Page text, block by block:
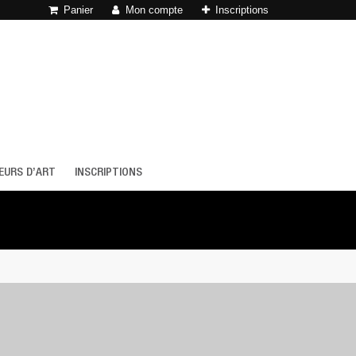
Panier Mon compte Inscriptions
D’ART INSCRIPTIONS